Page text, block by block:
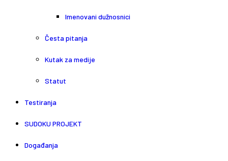
Imenovani dužnosnici
Česta pitanja
Kutak za medije
Statut
Testiranja
SUDOKU PROJEKT
Događanja